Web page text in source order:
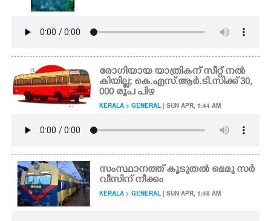
രോഗിയായ യാത്രികന് സീറ്റ് നൽ
കിയില്ല; കെ.എസ്.ആർ.ടി.സിക്ക് 30,
000 രൂപ പിഴ
KERALA > GENERAL | SUN APR, 1:44 AM
സംസ്ഥാനത്ത് കൂടുതൽ മെമു സർ
വീസിന് നീക്കം
KERALA > GENERAL | SUN APR, 1:48 AM